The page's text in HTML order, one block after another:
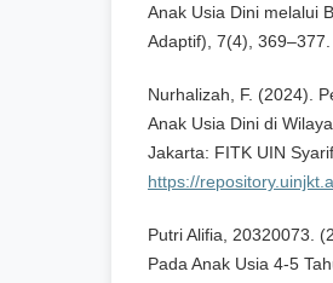
Anak Usia Dini melalui
Adaptif), 7(4), 369–377.
Nurhalizah, F. (2024).
Anak Usia Dini di
Jakarta: FITK UIN
https://
Putri Alifia, 20320073.
Pada Anak Usia 4-5